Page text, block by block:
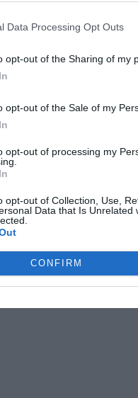
Data Processing Opt Outs
opt-out of the Sharing of my
opt-out of the Sale of my
opt-out of processing my
opt-out of Collection, Use,
Data that Is Unrelated
CONFIRM